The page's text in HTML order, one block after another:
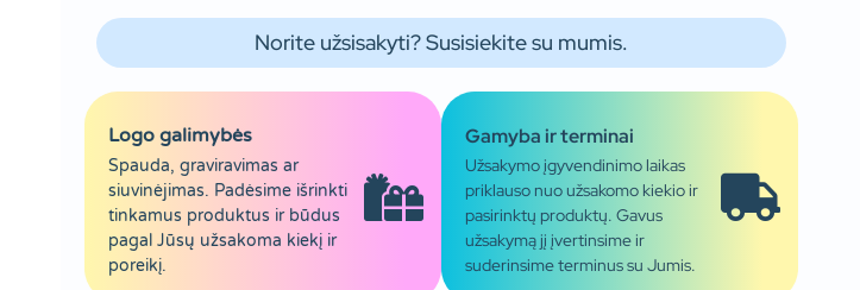
Norite užsisakyti? Susisiekite su mumis.
Logo galimybės
Spauda, graviravimas ar
siuvinėjimas. Padėsime išrinkti
tinkamus produktus ir būdus
pagal Jūsų užsakoma kiekį ir
poreikį.
Gamyba ir terminai
Užsakymo įgyvendinimo laikas
priklauso nuo užsakomo kiekio ir
pasirinktų produktų. Gavus
užsakymą jį įvertinsime ir
suderinsime terminus su Jumis.